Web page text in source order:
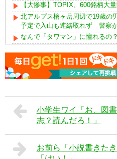
【大惨事】TOPIX、600銘柄大
北アルプス槍ヶ岳周辺で19歳
予定で入山も連絡取れず 警察
なんで「タワマン」に憧れるの？
小学生ワイ「お、図
志？読んだろ！」
お前ら「小説書きた